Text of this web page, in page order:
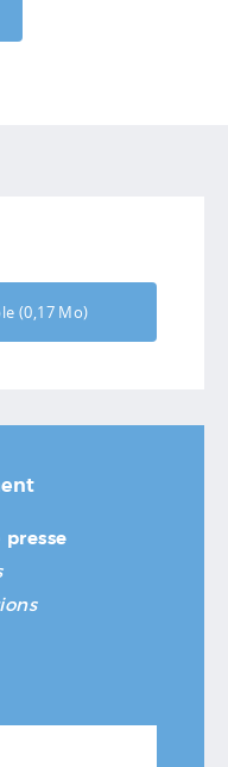
(0,17 Mo)
presse